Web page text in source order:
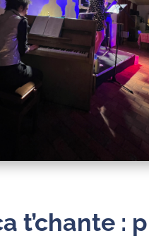
t’chante :